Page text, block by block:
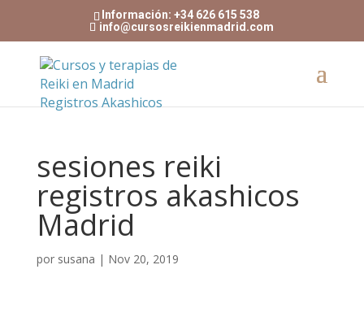
Información: +34 626 615 538
info@cursosreikienmadrid.com
sesiones reiki
registros akashicos
Madrid
por susana | Nov 20, 2019